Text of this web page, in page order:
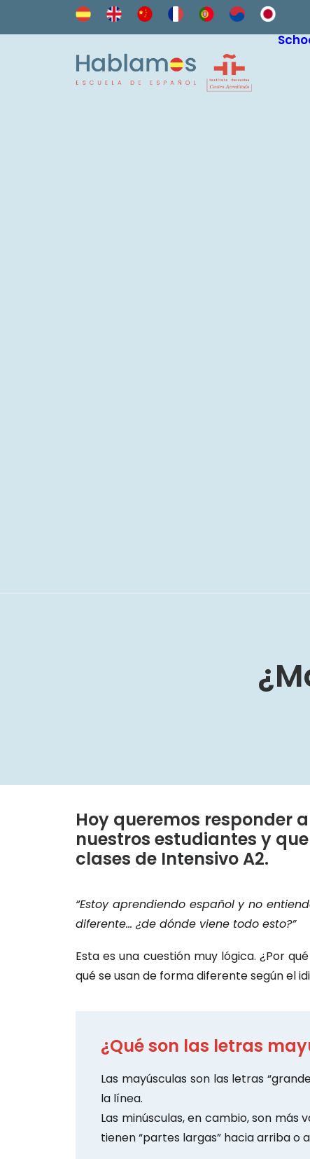
Hoy queremos responder
nuestros estudiantes y
clases de Intensivo A2.
“Estoy aprendiendo español y no
diferente… ¿de dónde viene todo esto?”
Esta es una cuestión muy lógica. ¿Por
qué se usan de forma diferente según el
¿Qué son las letras
Las mayúsculas son las letras
la línea.
Las minúsculas, en cambio, son más
tienen “partes largas” hacia arriba o